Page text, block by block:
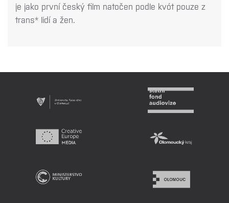
je jako první český film natočen podle kvót pouze z
trans* lidí a žen.